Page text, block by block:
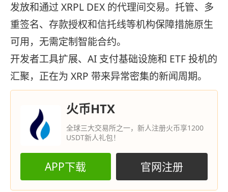
发放和通过 XRPL DEX 的代理间交易。托管、多
重签名、存款授权和信托线等机构保障措施原生
可用，无需定制智能合约。
开发者工具扩展、AI 支付基础设施和 ETF 投机的
汇聚，正在为 XRP 带来异常密集的新闻周期。
火币HTX
全球三大交易所之一，新人注册火币享1200
USDT新人礼包！
APP下载 官网注册